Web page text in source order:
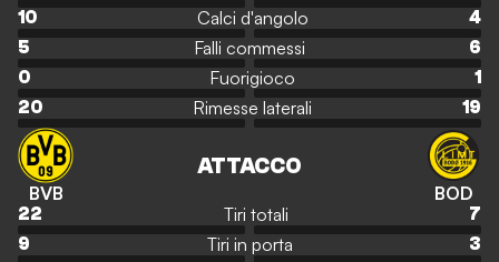
10
Calci d'angolo
4
5
Falli commessi
6
0
Fuorigioco
1
20
Rimesse laterali 19
BVB
ATTACCO
BOD
22 Tiri totali
7
9
Tiri in porta
3